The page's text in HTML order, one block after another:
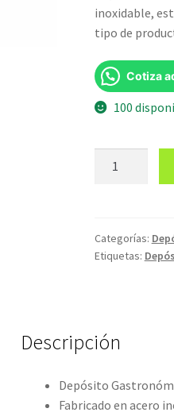
S/
inoxidable,
tipo de
Cotiza
100
Categorías:
Etiquetas:
Descripción
Depósito
Fabricado en acero